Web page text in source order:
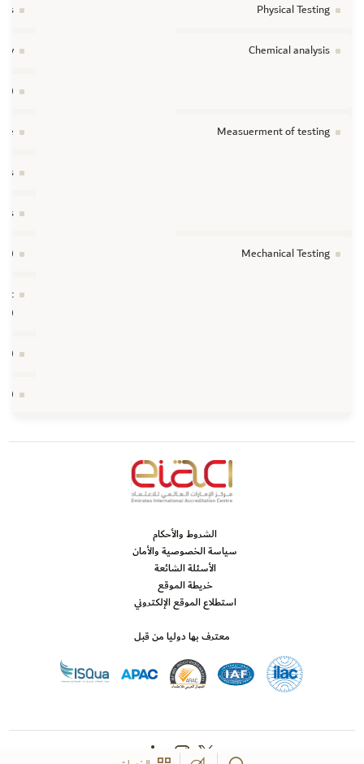
Physical Testing
Chemical analysis
Measuerment of testing
Mechanical Testing
الشروط والأحكام
سياسة الخصوصية والأمان
الأسئلة الشائعة
خريطة الموقع
استطلاع الموقع الإلكتروني
معترف بها دوليا من قبل